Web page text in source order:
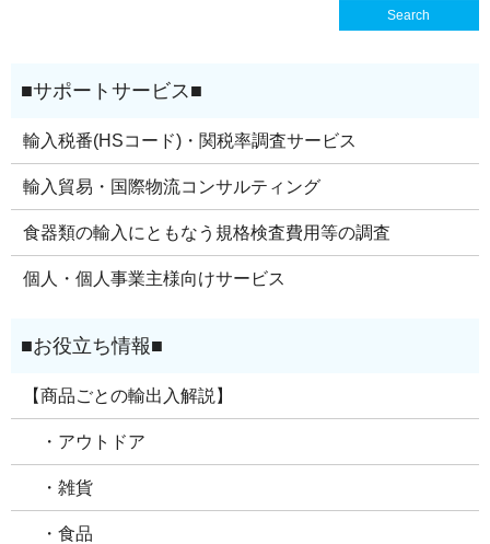
輸入税番(HSコード)・関税率調査サービス
輸入貿易・国際物流コンサルティング
食器類の輸入にともなう規格検査費用等の調査
個人・個人事業主様向けサービス
【商品ごとの輸出入解説】
・アウトドア
・雑貨
・食品